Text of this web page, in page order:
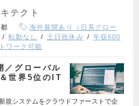
テクト
海外展開あり（日系グロー
転勤なし 土日祝休み
年収600
ワーク可能
／グローバル
世界5位のIT
規システムをクラウドファーストで企